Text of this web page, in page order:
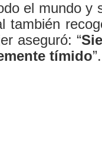
el mundo y
también
aseguró: “
tímido”.